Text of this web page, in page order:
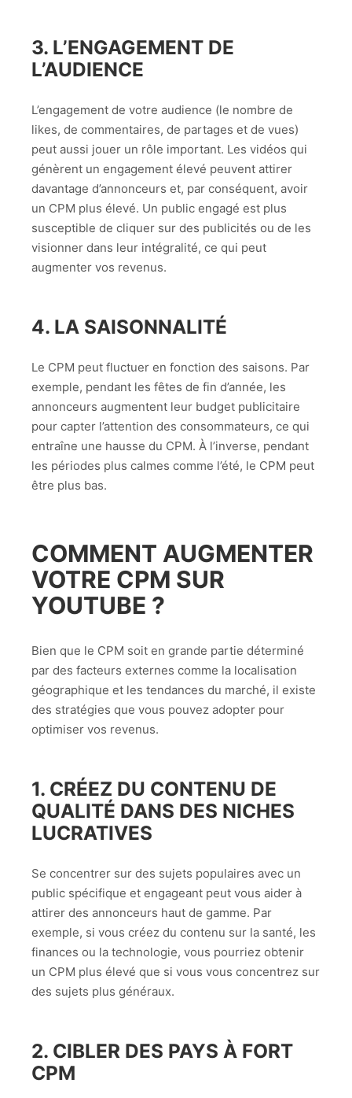
3. L’ENGAGEMENT DE
L’AUDIENCE
L’engagement de votre audience (le nombre de
likes, de commentaires, de partages et de vues)
peut aussi jouer un rôle important. Les vidéos qui
génèrent un engagement élevé peuvent attirer
davantage d’annonceurs et, par conséquent, avoir
un CPM plus élevé. Un public engagé est plus
susceptible de cliquer sur des publicités ou de les
visionner dans leur intégralité, ce qui peut
augmenter vos revenus.
4. LA SAISONNALITÉ
Le CPM peut fluctuer en fonction des saisons. Par
exemple, pendant les fêtes de fin d’année, les
annonceurs augmentent leur budget publicitaire
pour capter l’attention des consommateurs, ce qui
entraîne une hausse du CPM. À l’inverse, pendant
les périodes plus calmes comme l’été, le CPM peut
être plus bas.
COMMENT AUGMENTER
VOTRE CPM SUR
YOUTUBE ?
Bien que le CPM soit en grande partie déterminé
par des facteurs externes comme la localisation
géographique et les tendances du marché, il existe
des stratégies que vous pouvez adopter pour
optimiser vos revenus.
1. CRÉEZ DU CONTENU DE
QUALITÉ DANS DES NICHES
LUCRATIVES
Se concentrer sur des sujets populaires avec un
public spécifique et engageant peut vous aider à
attirer des annonceurs haut de gamme. Par
exemple, si vous créez du contenu sur la santé, les
finances ou la technologie, vous pourriez obtenir
un CPM plus élevé que si vous vous concentrez sur
des sujets plus généraux.
2. CIBLER DES PAYS À FORT
CPM